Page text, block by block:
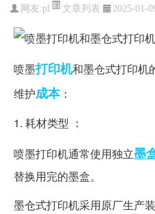
网友:pl 文章列表 2025-01-
喷墨打印机和墨仓式打印机
维护成本：
1. 耗材类型 ：
喷墨打印机通常使用独立墨
替换用完的墨盒。
墨仓式打印机采用原厂生产